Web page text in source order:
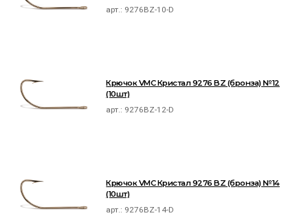
арт.: 9276BZ-10-D
Крючок VMC Кристал 9276 BZ (бронза) №12
(10шт)
арт.: 9276BZ-12-D
Крючок VMC Кристал 9276 BZ (бронза) №14
(10шт)
арт.: 9276BZ-14-D